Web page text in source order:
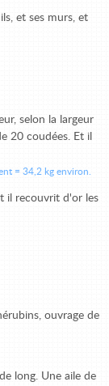
et ses murs, et
selon la largeur
20 coudées. Et il
= 34,2 kg environ.
il recouvrit d'or les
ouvrage de
long. Une aile de